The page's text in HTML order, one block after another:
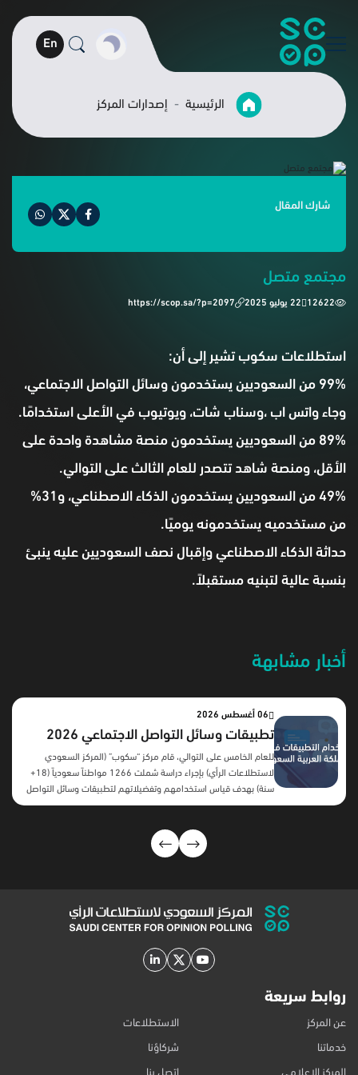
En
الرئيسية إصدارات المركز
شارك المقال
مجتمع متصل
12622 22 يوليو 2025 https://scop.sa/?p=2097
استطلاعات سكوب تشير إلى أن:
99% من السعوديين يستخدمون وسائل التواصل الاجتماعي،
وجاء واتس اب ،وسناب شات، ويوتيوب في الأعلى استخدامًا.
89% من السعوديين يستخدمون منصة مشاهدة واحدة على
الأقل، ومنصة شاهد تتصدر للعام الثالث على التوالي.
49% من السعوديين يستخدمون الذكاء الاصطناعي، و31%
من مستخدميه يستخدمونه يوميًا.
حداثة الذكاء الاصطناعي وإقبال نصف السعوديين عليه ينبئ
بنسبة عالية لتبنيه مستقبلاً.
أخبار مشابهة
06 أغسطس 2026
تطبيقات وسائل التواصل الاجتماعي 2026
للعام الخامس على التوالي، قام مركز “سكوب” (المركز السعودي
لاستطلاعات الرأي) بإجراء دراسة شملت 1266 مواطناً سعودياً (18+
سنة) بهدف قياس استخدامهم وتفضيلاتهم لتطبيقات وسائل التواصل
الاجتماعي. المحاور الرئيسية: أهم النتائج:بعد سنوات من النمو المطرد،
الاجتماعي السعوديين، فقد بدأت معظم المنصات تسجل اتجاهًا
معاكسًا خلال العامين الأخيرين، تمثل في تراجع نسب الاستخدام بدرجات
إلى أن المستخدمين قد أصبحوا أكثر انتقائية في ...
روابط سريعة
عن المركز الاستطلاعات
خدماتنا شركاؤنا